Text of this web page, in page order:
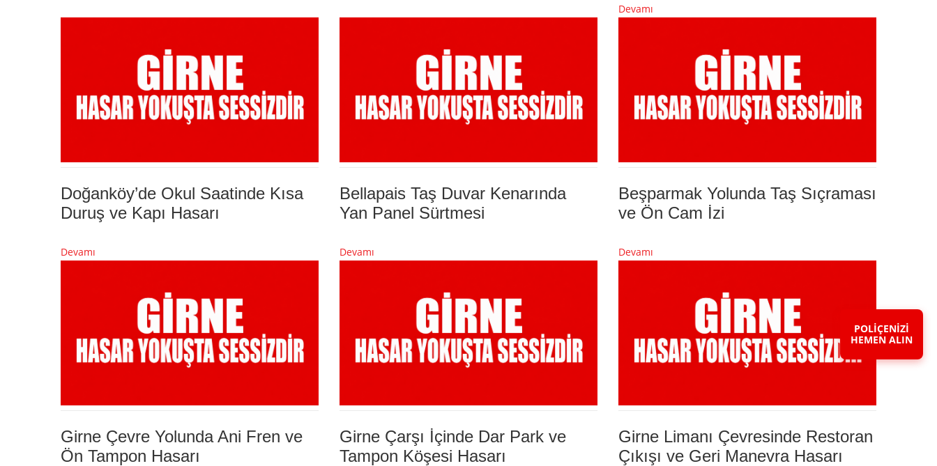
Devamı
Doğanköy’de Okul Saatinde Kısa
Duruş ve Kapı Hasarı
Devamı
Bellapais Taş Duvar Kenarında
Yan Panel Sürtmesi
Devamı
Beşparmak Yolunda Taş Sıçraması
ve Ön Cam İzi
Devamı
Girne Çevre Yolunda Ani Fren ve
Ön Tampon Hasarı
Girne Çarşı İçinde Dar Park ve
Tampon Köşesi Hasarı
Girne Limanı Çevresinde Restoran
Çıkışı ve Geri Manevra Hasarı
POLİÇENİZİ
HEMEN ALIN